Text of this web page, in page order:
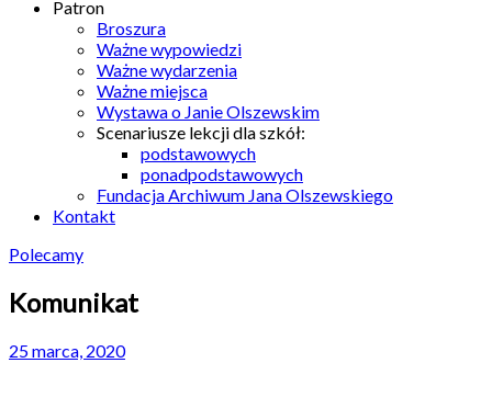
Patron
Broszura
Ważne wypowiedzi
Ważne wydarzenia
Ważne miejsca
Wystawa o Janie Olszewskim
Scenariusze lekcji dla szkół:
podstawowych
ponadpodstawowych
Fundacja Archiwum Jana Olszewskiego
Kontakt
Polecamy
Komunikat
25 marca, 2020